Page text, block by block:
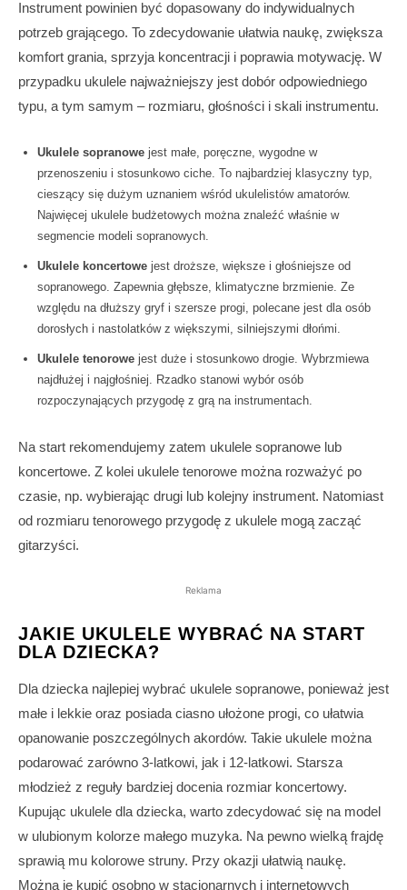
Instrument powinien być dopasowany do indywidualnych
potrzeb grającego. To zdecydowanie ułatwia naukę, zwiększa
komfort grania, sprzyja koncentracji i poprawia motywację. W
przypadku ukulele najważniejszy jest dobór odpowiedniego
typu, a tym samym – rozmiaru, głośności i skali instrumentu.
Ukulele sopranowe jest małe, poręczne, wygodne w
przenoszeniu i stosunkowo ciche. To najbardziej klasyczny typ,
cieszący się dużym uznaniem wśród ukulelistów amatorów.
Najwięcej ukulele budżetowych można znaleźć właśnie w
segmencie modeli sopranowych.
Ukulele koncertowe jest droższe, większe i głośniejsze od
sopranowego. Zapewnia głębsze, klimatyczne brzmienie. Ze
względu na dłuższy gryf i szersze progi, polecane jest dla osób
dorosłych i nastolatków z większymi, silniejszymi dłońmi.
Ukulele tenorowe jest duże i stosunkowo drogie. Wybrzmiewa
najdłużej i najgłośniej. Rzadko stanowi wybór osób
rozpoczynających przygodę z grą na instrumentach.
Na start rekomendujemy zatem ukulele sopranowe lub
koncertowe. Z kolei ukulele tenorowe można rozważyć po
czasie, np. wybierając drugi lub kolejny instrument. Natomiast
od rozmiaru tenorowego przygodę z ukulele mogą zacząć
gitarzyści.
Reklama
JAKIE UKULELE WYBRAĆ NA START
DLA DZIECKA?
Dla dziecka najlepiej wybrać ukulele sopranowe, ponieważ jest
małe i lekkie oraz posiada ciasno ułożone progi, co ułatwia
opanowanie poszczególnych akordów. Takie ukulele można
podarować zarówno 3-latkowi, jak i 12-latkowi. Starsza
młodzież z reguły bardziej docenia rozmiar koncertowy.
Kupując ukulele dla dziecka, warto zdecydować się na model
w ulubionym kolorze małego muzyka. Na pewno wielką frajdę
sprawią mu kolorowe struny. Przy okazji ułatwią naukę.
Można je kupić osobno w stacjonarnych i internetowych